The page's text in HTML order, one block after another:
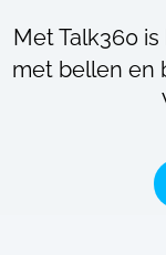
Met Talk360
met bellen en